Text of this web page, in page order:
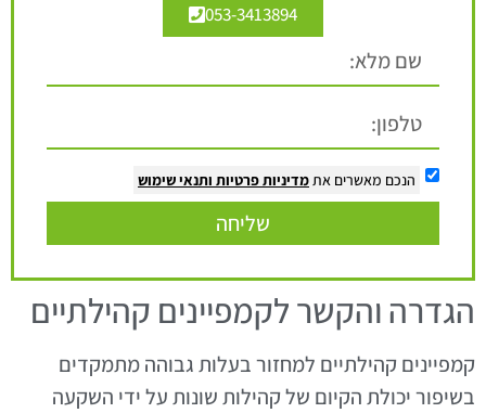
053-3413894
הנכם מאשרים את מדיניות פרטיות ותנאי שימוש
שליחה
הגדרה והקשר לקמפיינים קהילתיים
קמפיינים קהילתיים למחזור בעלות גבוהה מתמקדים
בשיפור יכולת הקיום של קהילות שונות על ידי השקעה